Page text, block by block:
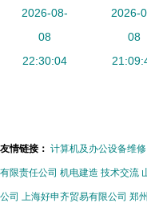
会 让XR内
容创作更简
单、更有趣
2026-08-
08
22:30:04
2024，
虚拟制
2026-
08
友情链接： 计算机及办公设备维修
有限责任公司 机电建造 技术交流
公司 上海好申齐贸易有限公司 郑